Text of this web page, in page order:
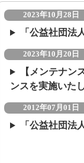
2023年10月28日
「公益社団法
2023年10月20日
【メンテナン
ンスを実施いた
2012年07月01日
「公益社団法